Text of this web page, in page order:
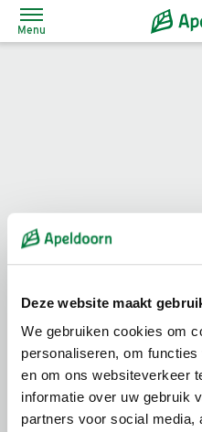
Deze website maakt
We gebruiken cookies om
personaliseren, om
en om ons websiteverkeer
informatie over uw gebruik
partners voor social media,
Menu
HomeOnze vacatures